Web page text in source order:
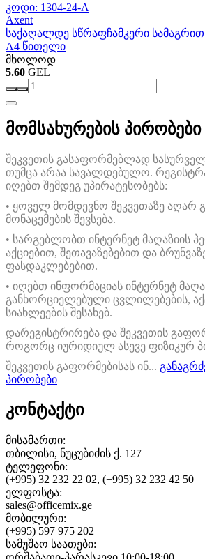
კოდი: 1304-24-A
Axent
საქაღალდე სწრაფჩამკერი სამაგრით
A4 წითელი
მხოლოდ
5.60 GEL
მომსახურების პირობები
შეკვეთის გასაფორმებლად
თუმცა არაა სავალდებულო.
იღებთ შემდეგ უპირატესობებს:
• ყოველ მომდევნო შეკვეთაზე აღარ
მონაცემების შევსება.
• სარგებლობთ ინტერნეტ მაღაზიის
აქციებით, შეთავაზებებით და
ფასდაკლებებით.
• იღებთ ინფორმაციას ინტერნეტ
განხორციელებული ცვლილებების,
სიახლეების შესახებ.
დარეგისტრირება და შეკვეთის
როგორც იურიდიულ ასევე ფიზიკურ
შეკვეთის გაფორმებისას ინ...
პირობები
კონტაქტი
მისამართი:
თბილისი, ნუცუბიძის ქ. 127
ტელეფონი:
(+995) 32 232 22 02, (+995) 32 232 42 50
ელფოსტა:
sales@officemix.ge
მობილური:
(+995) 597 975 202
სამუშაო საათები: